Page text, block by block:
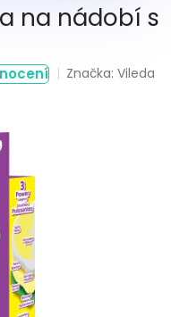
na nádobí s
Značka:Vileda